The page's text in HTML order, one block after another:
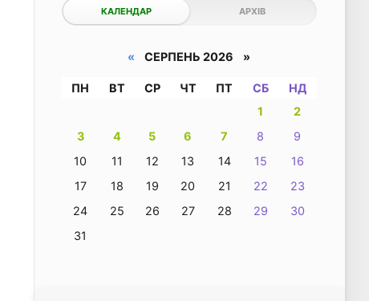
КАЛЕНДАР АРХІВ
« СЕРПЕНЬ 2026 »
ПН ВТ СР ЧТ ПТ СБ
НД
1
2
3
4 5 6 7 8
9
10
11 12 13 14 15
16
17
18 19 20 21 22
23
24
25 26 27 28 29
30
31